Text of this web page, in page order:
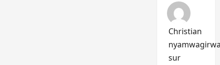
Christian
sur